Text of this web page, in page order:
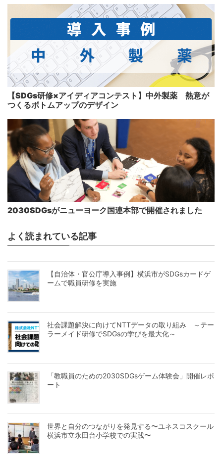
【SDGs研修×アイディアコンテスト】中外製薬 熱意が
つくるボトムアップのデザイン
2030SDGsがニューヨーク国連本部で開催されました
よく読まれている記事
【自治体・官公庁導入事例】横浜市がSDGsカードゲ
ームで職員研修を実施
社会課題解決に向けてNTTデータの取り組み ～テー
ラーメイド研修でSDGsの学びを最大化～
「教職員のための2030SDGsゲーム体験会」開催レポ
ート
世界と自分のつながりを発見する〜ユネスコスクール
横浜市立永田台小学校での実践〜